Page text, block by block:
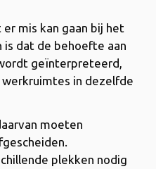
mis kan gaan bij het
is dat de behoefte aan
geïnterpreteerd,
in dezelfde
moeten
plekken nodig